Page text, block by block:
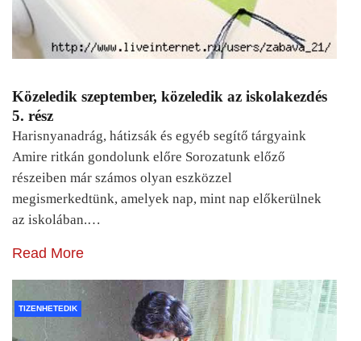
Közeledik szeptember, közeledik az iskolakezdés
5. rész
Harisnyanadrág, hátizsák és egyéb segítő tárgyaink
Amire ritkán gondolunk előre Sorozatunk előző
részeiben már számos olyan eszközzel
megismerkedtünk, amelyek nap, mint nap előkerülnek
az iskolában.…
Read More
TIZENHETEDIK